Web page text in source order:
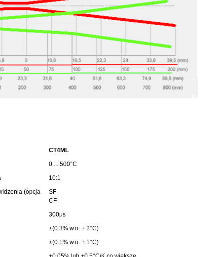
CT4ML
0 ... 500°C
10:1
(opcja -
SF
CF
300μs
±(0.3% w.o. + 2°C)
±(0.1% w.o. + 1°C)